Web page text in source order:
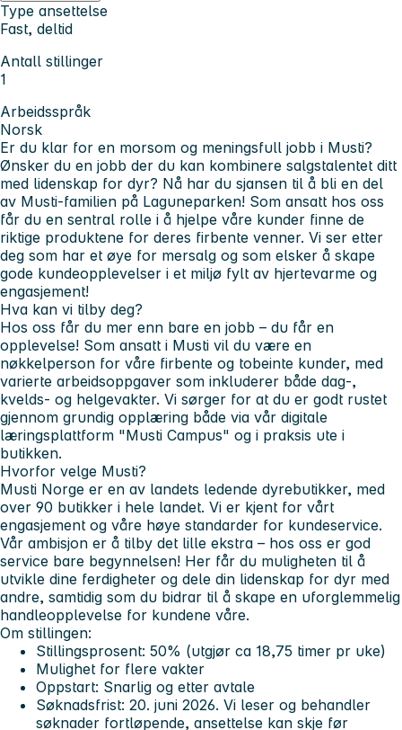
Type ansettelse
Fast, deltid
Antall stillinger
1
Arbeidsspråk
Norsk
Er du klar for en morsom og meningsfull jobb i Musti?
Ønsker du en jobb der du kan kombinere salgstalentet ditt
med lidenskap for dyr? Nå har du sjansen til å bli en del
av Musti-familien på Laguneparken! Som ansatt hos oss
får du en sentral rolle i å hjelpe våre kunder finne de
riktige produktene for deres firbente venner. Vi ser etter
deg som har et øye for mersalg og som elsker å skape
gode kundeopplevelser i et miljø fylt av hjertevarme og
engasjement!
Hva kan vi tilby deg?
Hos oss får du mer enn bare en jobb – du får en
opplevelse! Som ansatt i Musti vil du være en
nøkkelperson for våre firbente og tobeinte kunder, med
varierte arbeidsoppgaver som inkluderer både dag-,
kvelds- og helgevakter. Vi sørger for at du er godt rustet
gjennom grundig opplæring både via vår digitale
læringsplattform "Musti Campus" og i praksis ute i
butikken.
Hvorfor velge Musti?
Musti Norge er en av landets ledende dyrebutikker, med
over 90 butikker i hele landet. Vi er kjent for vårt
engasjement og våre høye standarder for kundeservice.
Vår ambisjon er å tilby det lille ekstra – hos oss er god
service bare begynnelsen! Her får du muligheten til å
utvikle dine ferdigheter og dele din lidenskap for dyr med
andre, samtidig som du bidrar til å skape en uforglemmelig
handleopplevelse for kundene våre.
Om stillingen:
Stillingsprosent: 50% (utgjør ca 18,75 timer pr uke)
Mulighet for flere vakter
Oppstart: Snarlig og etter avtale
Søknadsfrist: 20. juni 2026. Vi leser og behandler
søknader fortløpende, ansettelse kan skje før